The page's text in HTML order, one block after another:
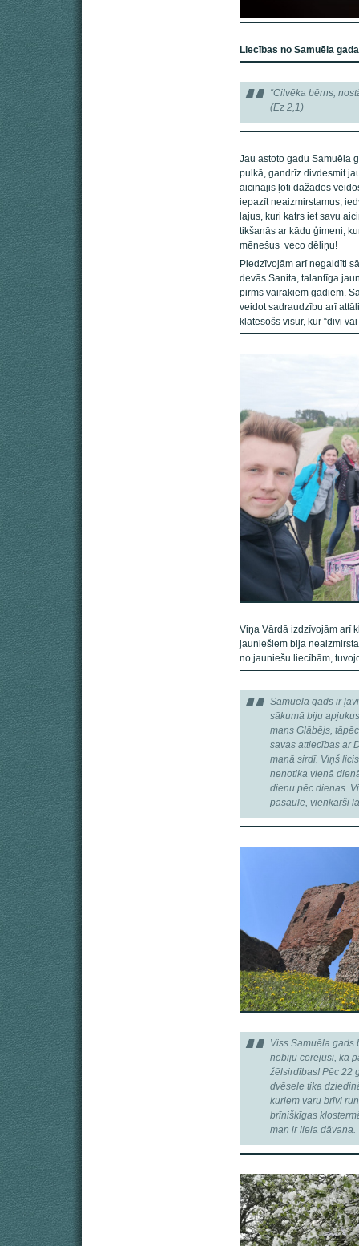
Liecības no Samuēla
“Cilvēka bērns,
(Ez 2,1)
Jau astoto gadu Samuēla
pulkā, gandrīz divdesmit
aicinājis ļoti dažādos
iepazīt neaizmirstamus,
lajus, kuri katrs iet savu
tikšanās ar kādu ģimeni,
mēnešus veco dēliņu!
Piedzīvojām arī negaidīti
devās Sanita, talantīga
pirms vairākiem gadiem.
veidot sadraudzību arī
klātesošs visur, kur “divi
Viņa Vārdā izdzīvojām arī
jauniešiem bija
no jauniešu liecībām,
Samuēla gads ir
sākumā biju
mans Glābējs,
savas attiecības ar
manā sirdī. Viņš
nenotika vienā
dienu pēc dienas.
pasaulē, vienkārši
Viss Samuēla gads
nebiju cerējusi, ka
žēlsirdības! Pēc 22
dvēsele tika
kuriem varu brīvi
brīnišķīgas
man ir liela dāvana.